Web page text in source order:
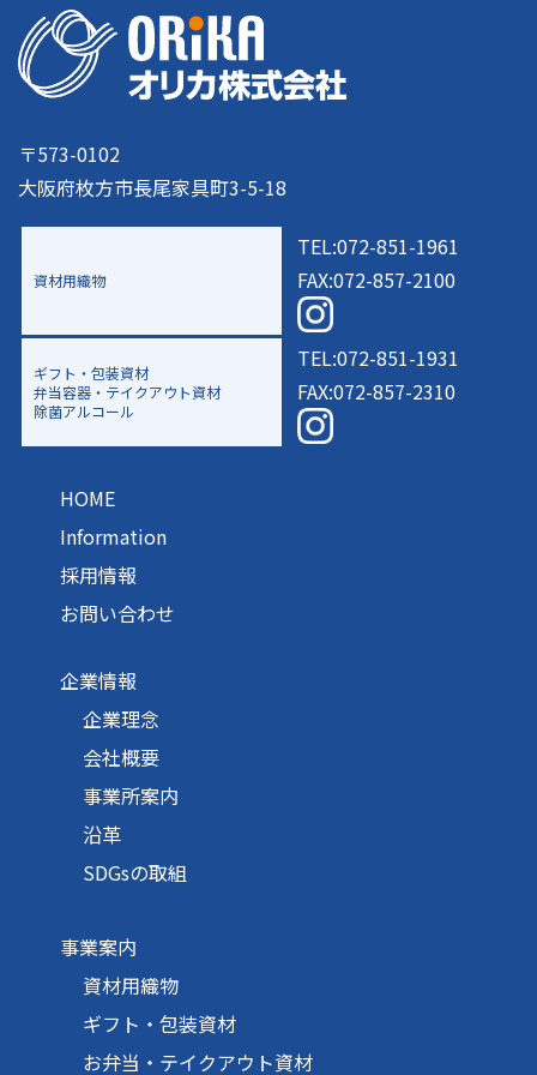
〒573-0102
大阪府枚方市長尾家具町3-5-18
資材用織物
TEL:072-851-1961
FAX:072-857-2100
ギフト・包装資材
弁当容器・テイクアウト資材
除菌アルコール
TEL:072-851-1931
FAX:072-857-2310
HOME
Information
採用情報
お問い合わせ
企業情報
企業理念
会社概要
事業所案内
沿革
SDGsの取組
事業案内
資材用織物
ギフト・包装資材
お弁当・テイクアウト資材